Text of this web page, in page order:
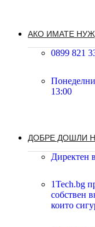
АКО ИМАТЕ
0899 821
13:00
ДОБРЕ ДОШЛИ
Директен
1Tech.bg
собствен
които